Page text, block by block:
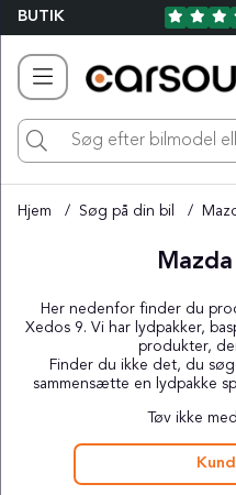
BUTIK
Hjem Søg på din bil
Her nedenfor finder du
Xedos 9. Vi har lydpakker,
produkter,
Finder du ikke det, du
sammensætte en lydpakke
Tøv ikke